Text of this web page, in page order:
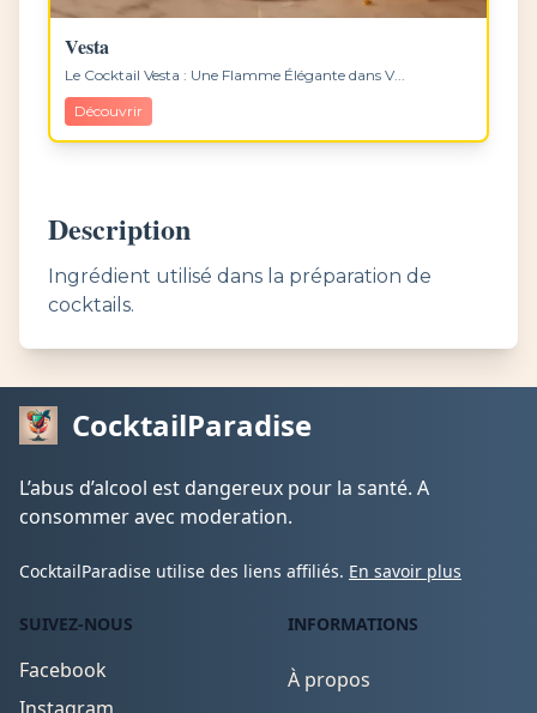
Vesta
Le Cocktail Vesta : Une Flamme Élégante dans V...
Découvrir
Description
Ingrédient utilisé dans la préparation de
cocktails.
CocktailParadise
L’abus d’alcool est dangereux pour la santé. A
consommer avec moderation.
CocktailParadise utilise des liens affiliés. En savoir plus
SUIVEZ-NOUS
Facebook
INFORMATIONS
À propos